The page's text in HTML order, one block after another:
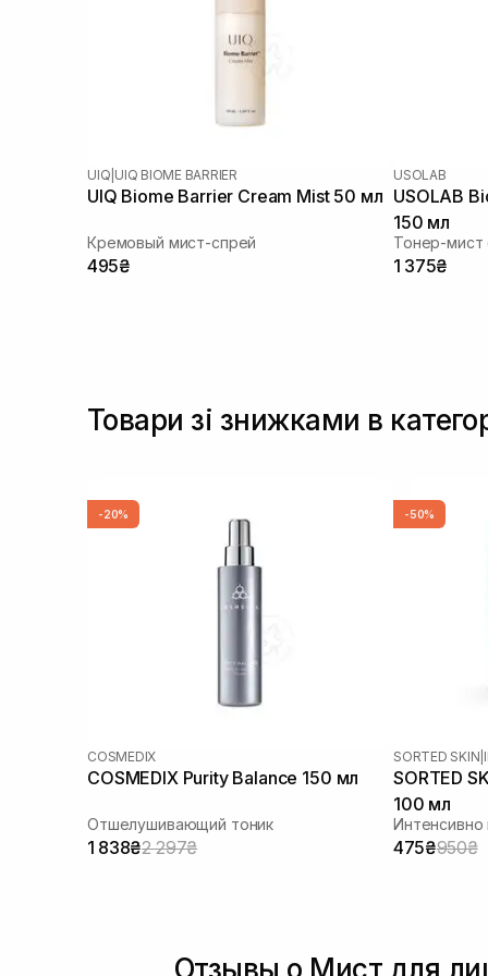
UIQ UIQ BIOME BARRIER
UIQ Biome Barrier Cream Mist 50 мл
Кремовый мист-спрей
495₴
USOLAB
USOLAB
150 мл
1 375₴
Товари зі знижками в
-20%
COSMEDIX
COSMEDIX Purity Balance 150 мл
Отшелушивающий тоник
1 838₴2 297₴
-50%
SORTED SKIN
SORTED
100 мл
475₴950₴
Отзывы о Мист для